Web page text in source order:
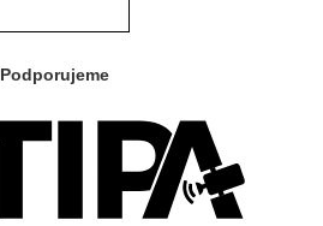
Podporujeme